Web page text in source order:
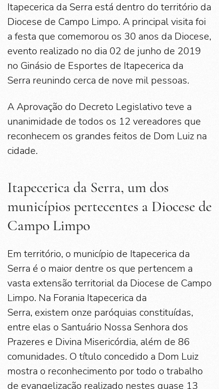
Itapecerica da Serra está dentro do território da
Diocese de Campo Limpo. A principal visita foi
a festa que comemorou os 30 anos da Diocese,
evento realizado no dia 02 de junho de 2019
no Ginásio de Esportes de Itapecerica da
Serra reunindo cerca de nove mil pessoas.
A Aprovação do Decreto Legislativo teve a
unanimidade de todos os 12 vereadores que
reconhecem os grandes feitos de Dom Luiz na
cidade.
Itapecerica da Serra, um dos
municípios pertecentes a Diocese de
Campo Limpo
Em território, o município de Itapecerica da
Serra é o maior dentre os que pertencem a
vasta extensão territorial da Diocese de Campo
Limpo. Na Forania Itapecerica da
Serra, existem onze paróquias constituídas,
entre elas o Santuário Nossa Senhora dos
Prazeres e Divina Misericórdia, além de 86
comunidades. O título concedido a Dom Luiz
mostra o reconhecimento por todo o trabalho
de evangelização realizado nestes quase 13